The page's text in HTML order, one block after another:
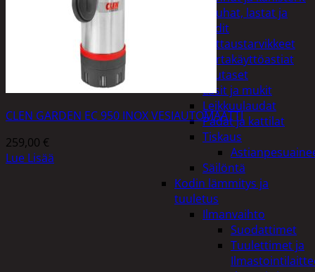
Kauhat, lastat ja
sudit
Kattaustarvikkeet
Kertakäyttöastiat
Lautaset
Lasit ja mukit
Leikkuulaudat
Padat ja kattilat
Tiskaus
Säilöntä
Kodin lämmitys ja
tuuletus
Ilmanvaihto
Suodattimet
Tuulettimet ja
CLEN GARDEN EC 950 INOX VESIAUTOMAATTI
259,00 €
Lue Lisää